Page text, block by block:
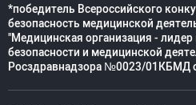
*победитель Всероссийского
безопасность медицинской
"Медицинская организация - лидер
безопасности и медицинской
Росздравнадзора №0023/01КБМД